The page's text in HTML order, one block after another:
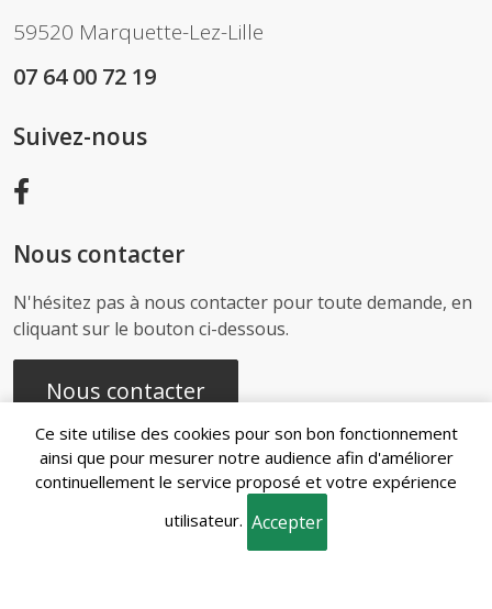
59520 Marquette-Lez-Lille
07 64 00 72 19
Suivez-nous
Nous contacter
N'hésitez pas à nous contacter pour toute demande, en
cliquant sur le bouton ci-dessous.
Nous contacter
Recherches
fréquentes
Ce site utilise des cookies pour son bon fonctionnement
ainsi que pour mesurer notre audience afin d'améliorer
continuellement le service proposé et votre expérience
utilisateur. Accepter